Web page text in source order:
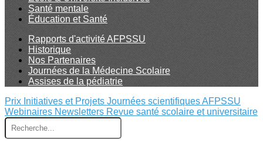
Santé mentale
Éducation et Santé
Rapports d'activité AFPSSU
Historique
Nos Partenaires
Journées de la Médecine Scolaire
Assises de la pédiatrie
Prix Initiatives et Projets Journées scientifiques AFPSSU
Webinaires Newsletters Revue santé scolaire et universitaire